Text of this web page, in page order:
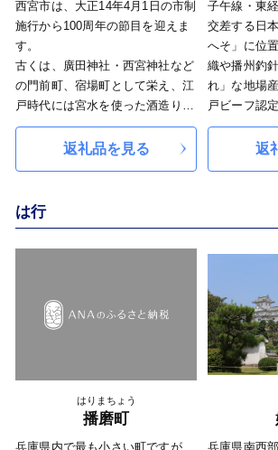
てください。
西宮市は、大正14年4月1日の市制
施行から100周年の節目を迎えま
す。
古くは、廣田神社・西宮神社など
の門前町、宿場町として栄え、江
戸時代には宮水を使った酒造りが
盛んになり、明治末期からは住宅
開発が進むとともに、阪神間モダ
また、昭和38年には「文教住宅都
境、交通の至便さ、美しく閑静な
街なみ、上質な文化風土、多くの
財産です。近年では、県立芸術文
化センターや有名な洋菓子店など
も、街のあたらしい魅力となって
おり、このような多彩な魅力は、
返礼品を見る
子午線・東
交差する日
へそ」に位
織や播州釣
れ」な地場
戸ビーフ認
庄和牛、酒
しい」絶品
返
は行
はりまちょう
播磨町
兵庫県内で最も小さい町ですが、 兵庫県南西